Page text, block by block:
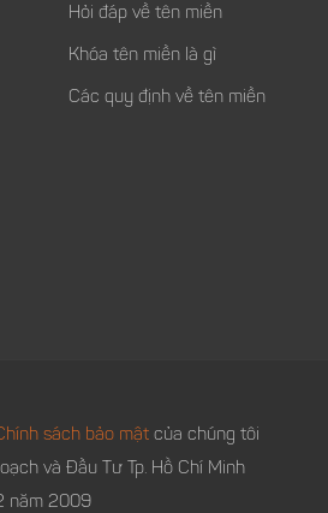
Hỏi đáp về tên miền
Khóa tên miền là gì
Các quy định về tên miền
sách bảo mật của chúng tôi
và Đầu Tư Tp. Hồ Chí Minh
năm 2009